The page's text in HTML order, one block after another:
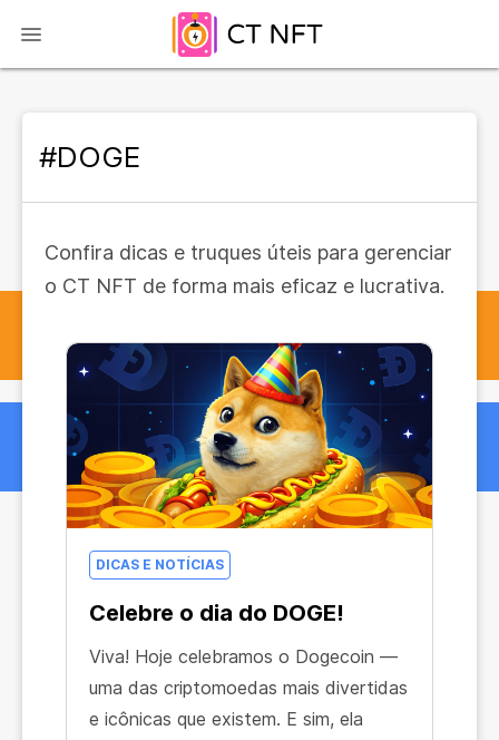
#DOGE
Confira dicas e truques úteis para gerenciar
o CT NFT de forma mais eficaz e lucrativa.
DICAS E NOTÍCIAS
Celebre o dia do DOGE!
Viva! Hoje celebramos o Dogecoin —
uma das criptomoedas mais divertidas
e icônicas que existem. E sim, ela